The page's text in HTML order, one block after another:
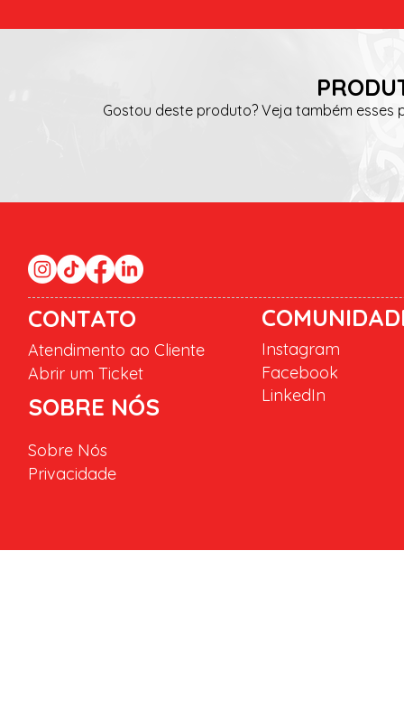
Gostou deste produto? Veja também
CONTATO
Atendimento ao Cliente
Abrir um Ticket
SOBRE NÓS
Instagram
Facebook
LinkedIn
Sobre Nós
Privacidade